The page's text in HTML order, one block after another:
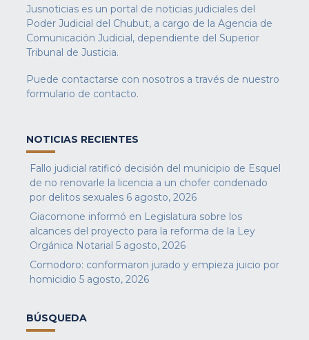
Jusnoticias es un portal de noticias judiciales del
Poder Judicial del Chubut, a cargo de la Agencia de
Comunicación Judicial, dependiente del Superior
Tribunal de Justicia.
Puede contactarse con nosotros a través de nuestro
formulario de contacto.
NOTICIAS RECIENTES
Fallo judicial ratificó decisión del municipio de Esquel
de no renovarle la licencia a un chofer condenado
por delitos sexuales 6 agosto, 2026
Giacomone informó en Legislatura sobre los
alcances del proyecto para la reforma de la Ley
Orgánica Notarial 5 agosto, 2026
Comodoro: conformaron jurado y empieza juicio por
homicidio 5 agosto, 2026
BÚSQUEDA